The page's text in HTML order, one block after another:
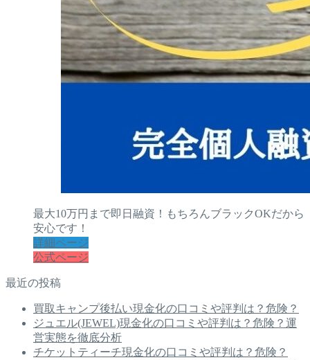
最大10万円まで即日融資！もちろんブラックOKだから
安心です！
詳細ページ
公式ページ
最近の投稿
買取キャンプ後払い現金化の口コミや評判は？危険？
ジュエル(JEWEL)現金化の口コミや評判は？危険？運
営実態を徹底分析
チケットティーチ現金化の口コミや評判は？危険？